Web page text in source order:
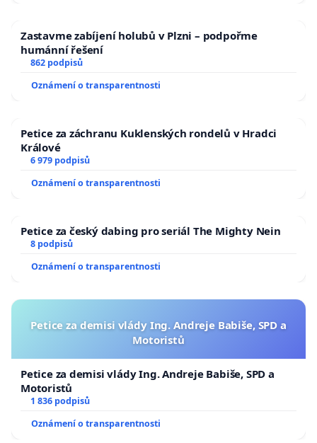
Zastavme zabíjení holubů v Plzni – podpořme
humánní řešení
862 podpisů
Oznámení o transparentnosti
Petice za záchranu Kuklenských rondelů v Hradci
Králové
6 979 podpisů
Oznámení o transparentnosti
Petice za český dabing pro seriál The Mighty Nein
8 podpisů
Oznámení o transparentnosti
Petice za demisi vlády Ing. Andreje Babiše, SPD a
Motoristů
Petice za demisi vlády Ing. Andreje Babiše, SPD a
Motoristů
1 836 podpisů
Oznámení o transparentnosti